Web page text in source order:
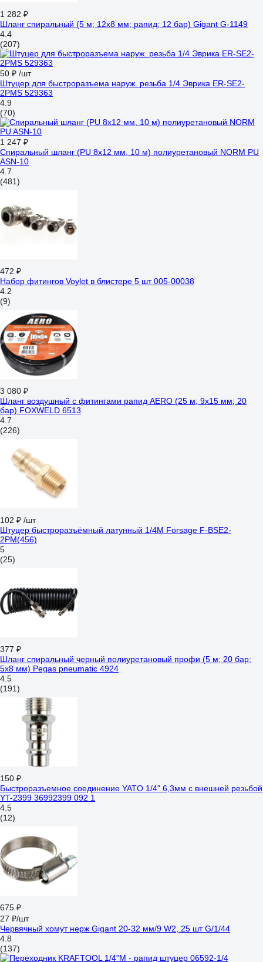
1 282 ₽
Шланг спиральный (5 м; 12х8 мм; рапид; 12 бар) Gigant G-1149
4.4
(207)
50 ₽ /шт
Штуцер для быстроразъема наруж. резьба 1/4 Эврика ER-SE2-
2PMS 529363
4.9
(70)
1 247 ₽
Спиральный шланг (PU 8x12 мм, 10 м) полиуретановый NORM PU
ASN-10
4.7
(481)
472 ₽
Набор фитингов Voylet в блистере 5 шт 005-00038
4.2
(9)
3 080 ₽
Шланг воздушный с фитингами рапид AERO (25 м; 9x15 мм; 20
бар) FOXWELD 6513
4.7
(226)
102 ₽ /шт
Штуцер быстроразъёмный латунный 1/4М Forsage F-BSE2-
2PM(456)
5
(25)
377 ₽
Шланг спиральный черный полиуретановый профи (5 м; 20 бар;
5х8 мм) Pegas pneumatic 4924
4.5
(191)
150 ₽
Быстроразъемное соединение YATO 1/4" 6,3мм с внешней резьбой
YT-2399 36992399 092 1
4.5
(12)
675 ₽
27 ₽/шт
Червячный хомут нерж Gigant 20-32 мм/9 W2, 25 шт G/1/44
4.8
(137)